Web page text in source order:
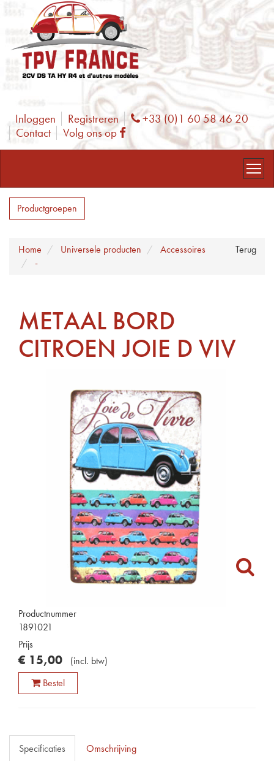
Inloggen Registreren Phone
+33 (0)1 60 58 46 20
Contact
Volg ons op Facebook
Productgroepen
Terug
Home Universele producten
Accessoires
-
METAAL BORD
CITROEN JOIE D VIV
Productnummer
1891021
Prijs
€ 15,00 (incl. btw)
Bestel
Specificaties Omschrijving